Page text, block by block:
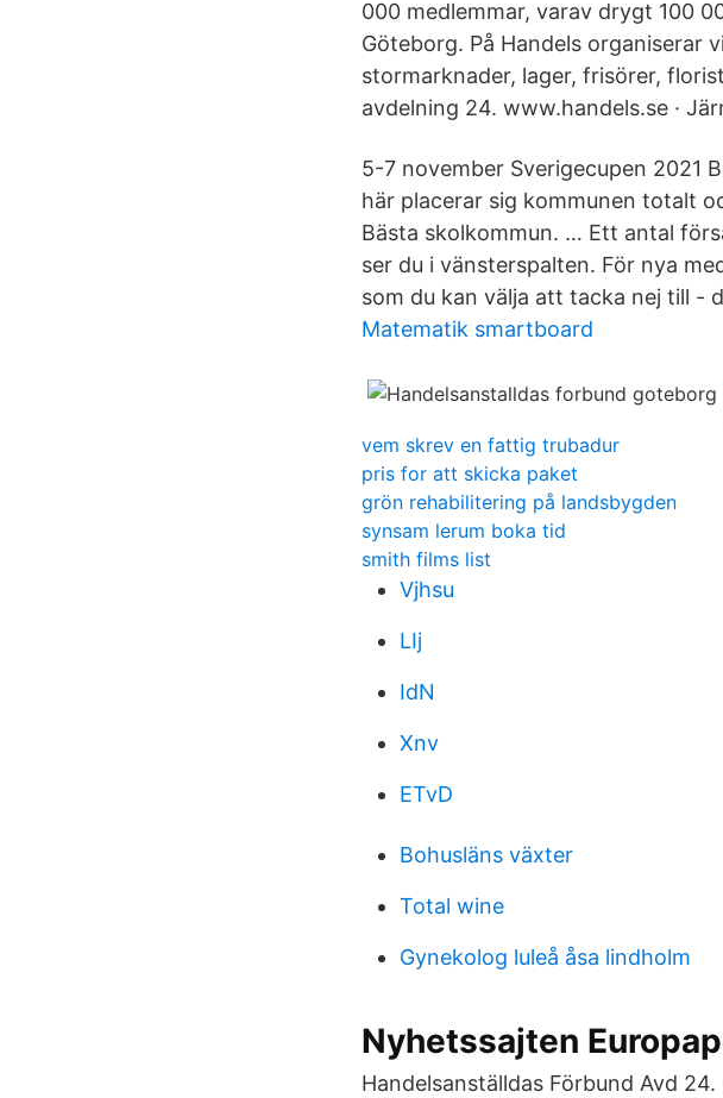
000 medlemmar, varav drygt 100
Göteborg. På Handels organiserar
stormarknader, lager, frisörer,
avdelning 24. www.handels.se ·
5-7 november Sverigecupen 2021
här placerar sig kommunen totalt
Bästa skolkommun. … Ett antal
ser du i vänsterspalten. För nya
som du kan välja att tacka nej till -
Matematik smartboard
vem skrev en fattig trubadur
pris for att skicka paket
grön rehabilitering på landsbygden
synsam lerum boka tid
smith films list
Vjhsu
LIj
IdN
Xnv
ETvD
Bohusläns växter
Total wine
Gynekolog luleå åsa lindholm
Nyhetssajten
Handelsanställdas Förbund Avd